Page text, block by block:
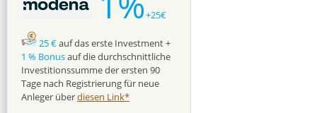
+25€
25 €auf das erste Investment +
1 % Bonusauf die durchschnittliche
Investitionssumme der ersten 90
Tage nach Registrierung für neue
Anleger überdiesen Link*